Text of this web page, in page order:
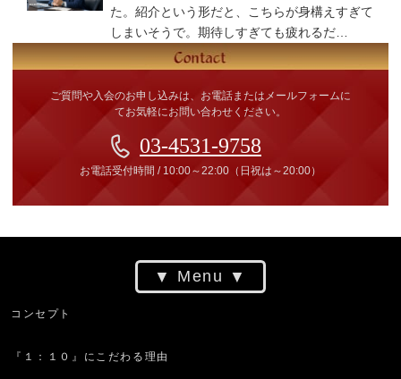
た。紹介という形だと、こちらが身構えすぎて
しまいそうで。期待しすぎても疲れるだ…
ご質問や入会のお申し込みは、お電話またはメールフォームに
てお気軽にお問い合わせください。
03-4531-9758
お電話受付時間 / 10:00～22:00（日祝は～20:00）
Menu
コンセプト
『１：１０』にこだわる理由